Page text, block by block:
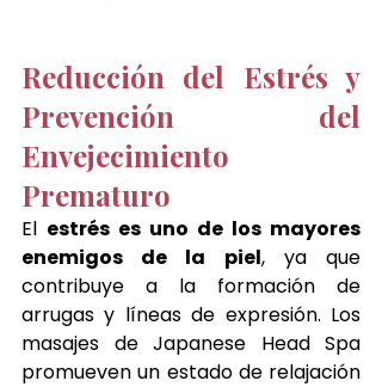
Reducción del Estrés y
Prevención del
Envejecimiento
Prematuro
El estrés es uno de los mayores
enemigos de la piel, ya que
contribuye a la formación de
arrugas y líneas de expresión. Los
masajes de Japanese Head Spa
promueven un estado de relajación